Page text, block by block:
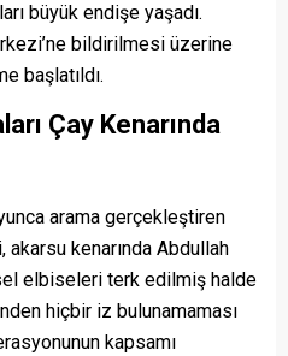
büyük endişe yaşadı.
bildirilmesi üzerine
başlatıldı.
Çay Kenarında
arama gerçekleştiren
akarsu kenarında Abdullah
elbiseleri terk edilmiş halde
hiçbir iz bulunamaması
kapsamı